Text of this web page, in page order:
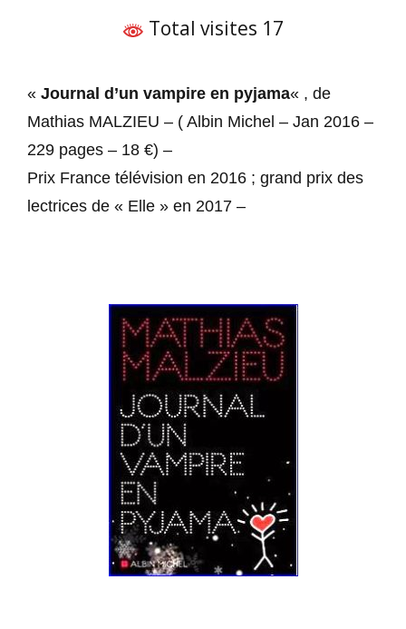
Total visites 17
« Journal d’un vampire en pyjama« , de
Mathias MALZIEU – ( Albin Michel – Jan 2016 –
229 pages – 18 €) –
Prix France télévision en 2016 ; grand prix des
lectrices de « Elle » en 2017 –